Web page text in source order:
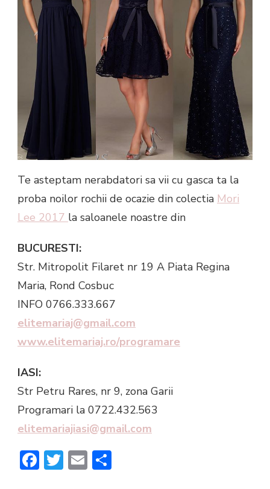
Te asteptam nerabdatori sa vii cu gasca ta la
proba noilor rochii de ocazie din colectia Mori
Lee 2017 la saloanele noastre din
BUCURESTI:
Str. Mitropolit Filaret nr 19 A Piata Regina
Maria, Rond Cosbuc
INFO 0766.333.667
elitemariaj@gmail.com
www.elitemariaj.ro/programare
IASI:
Str Petru Rares, nr 9, zona Garii
Programari la 0722.432.563
elitemariajiasi@gmail.com
Facebook
Twitter
Email